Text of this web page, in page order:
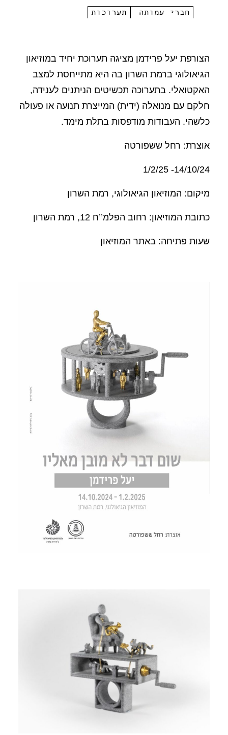
חברי עמותה תערוכות
הצורפת יעל פרידמן מציגה תערוכת יחיד במוזיאון
הגיאולוגי ברמת השרון בה היא מתייחסת למצב
האקטואלי. בתערוכה תכשיטים הניתנים לענידה,
חלקם עם מנואלה (ידית) המייצרת תנועה או פעולה
כלשהי. העבודות מודפסות בתלת מימד.
אוצרת: רחל ששפורטה
14/10/24- 1/2/25
מיקום: המוזיאון הגיאולוגי, רמת השרון
כתובת המוזיאון: רחוב הפלמ’’ח 12, רמת השרון
שעות פתיחה: באתר המוזיאון